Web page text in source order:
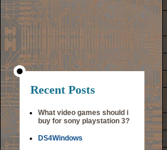
Recent Posts
What video games should i
buy for sony playstation 3?
DS4Windows